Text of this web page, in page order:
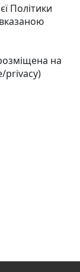
Політики
на
privacy)